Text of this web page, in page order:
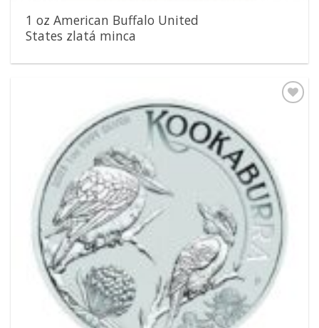
1 oz American Buffalo United
States zlatá minca